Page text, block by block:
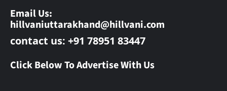
Email Us:
hillvaniuttarakhand@hillvani.com
contact us: +91 78951 83447
Click Below To Advertise With Us